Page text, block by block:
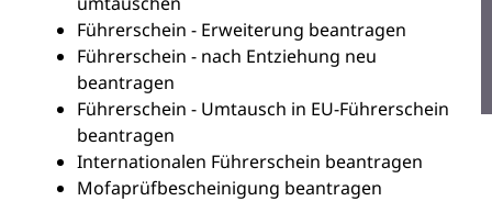
Führerschein - Erweiterung beantragen
Führerschein - nach Entziehung neu
beantragen
Führerschein - Umtausch in EU-Führerschein
beantragen
Internationalen Führerschein beantragen
Mofaprüfbescheinigung beantragen